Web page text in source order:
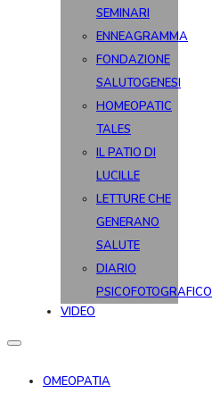
SEMINARI
ENNEAGRAMMA
FONDAZIONE
SALUTOGENESI
HOMEOPATIC
TALES
IL PATIO DI
LUCILLE
LETTURE CHE
GENERANO
SALUTE
DIARIO
PSICOFOTOGRAFICO
VIDEO
OMEOPATIA